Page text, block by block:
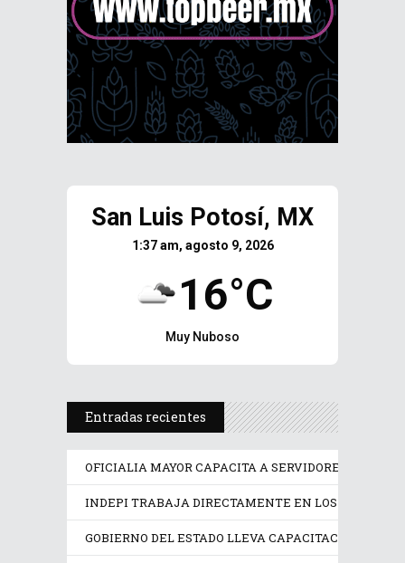
San Luis Potosí, MX
1:37 am, agosto 9, 2026
16°C
Muy Nuboso
Entradas recientes
OFICIALIA MAYOR CAPACITA A SERVIDORES
INDEPI TRABAJA DIRECTAMENTE EN LOS
GOBIERNO DEL ESTADO LLEVA CAPACITACIÓN